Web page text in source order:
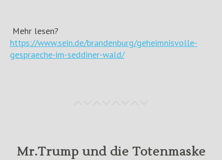
Mehr lesen?
https://www.sein.de/brandenburg/geheimnisvolle-
gespraeche-im-seddiner-wald/
Mr.Trump und die Totenmaske